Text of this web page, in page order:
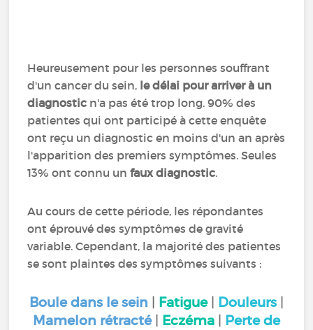
Heureusement pour les personnes souffrant
d'un cancer du sein, le délai pour arriver à un
diagnostic n'a pas été trop long. 90% des
patientes qui ont participé à cette enquête
ont reçu un diagnostic en moins d'un an après
l'apparition des premiers symptômes. Seules
13% ont connu unfaux diagnostic.
Au cours de cette période, les répondantes
ont éprouvé des symptômes de gravité
variable. Cependant, la majorité des patientes
se sont plaintes des symptômes suivants :
Boule dans le sein Fatigue Douleurs
Mamelon rétracté| Eczéma
Perte de